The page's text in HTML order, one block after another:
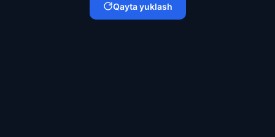
Qayta yuklash